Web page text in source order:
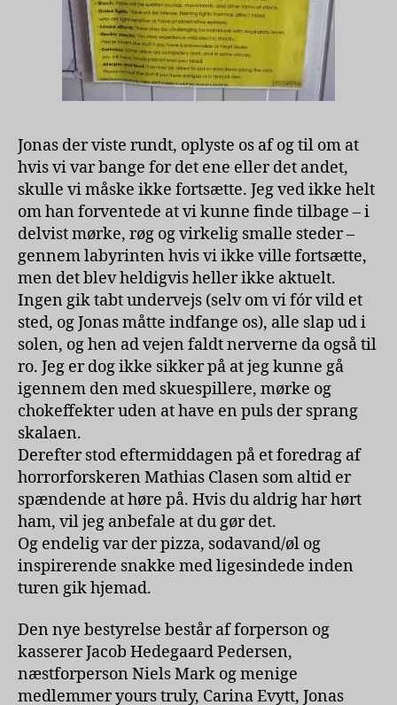
Jonas der viste rundt, oplyste os af og til om at
hvis vi var bange for det ene eller det andet,
skulle vi måske ikke fortsætte. Jeg ved ikke helt
om han forventede at vi kunne finde tilbage – i
delvist mørke, røg og virkelig smalle steder –
gennem labyrinten hvis vi ikke ville fortsætte,
men det blev heldigvis heller ikke aktuelt.
Ingen gik tabt undervejs (selv om vi fór vild et
sted, og Jonas måtte indfange os), alle slap ud i
solen, og hen ad vejen faldt nerverne da også til
ro. Jeg er dog ikke sikker på at jeg kunne gå
igennem den med skuespillere, mørke og
chokeffekter uden at have en puls der sprang
skalaen.
Derefter stod eftermiddagen på et foredrag af
horrorforskeren Mathias Clasen som altid er
spændende at høre på. Hvis du aldrig har hørt
ham, vil jeg anbefale at du gør det.
Og endelig var der pizza, sodavand/øl og
inspirerende snakke med ligesindede inden
turen gik hjemad.
Den nye bestyrelse består af forperson og
kasserer Jacob Hedegaard Pedersen,
næstforperson Niels Mark og menige
medlemmer yours truly, Carina Evytt, Jonas